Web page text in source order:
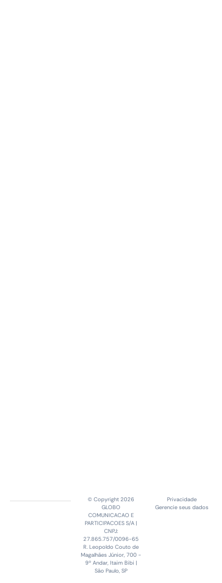
© Copyright 2026
GLOBO
COMUNICACAO E
PARTICIPACOES S/A |
CNPJ:
27.865.757/0096-65
R. Leopoldo Couto de
Magalhães Júnior, 700 -
9º Andar, Itaim Bibi |
São Paulo, SP
Privacidade
Gerencie seus dados